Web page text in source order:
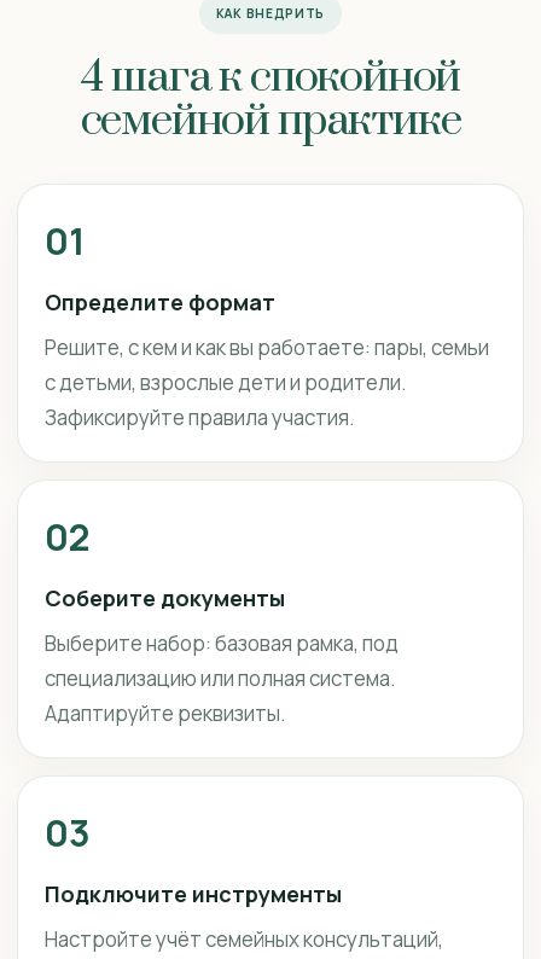
КАК ВНЕДРИТЬ
4 шага к спокойной
семейной практике
01
Определите формат
Решите, с кем и как вы работаете: пары, семьи
с детьми, взрослые дети и родители.
Зафиксируйте правила участия.
02
Соберите документы
Выберите набор: базовая рамка, под
специализацию или полная система.
Адаптируйте реквизиты.
03
Подключите инструменты
Настройте учёт семейных консультаций,